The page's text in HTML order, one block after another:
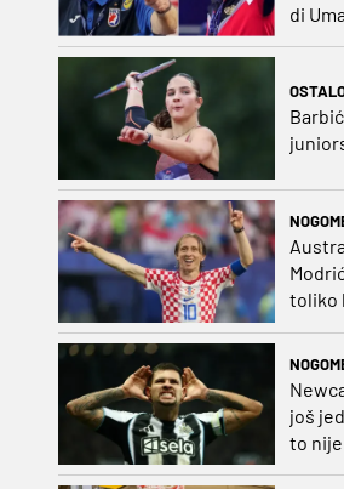
di
toliko
još
to